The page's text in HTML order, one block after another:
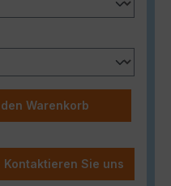
den
Warenkorb
Kontaktieren Sie uns